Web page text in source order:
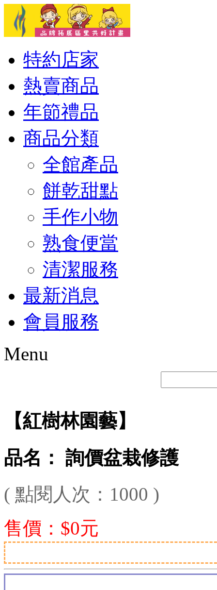
特約店家
熱賣商品
年節禮品
商品分類
全館產品
餅乾甜點
手作小物
熟食便當
清潔服務
最新消息
會員服務
Menu
【紅樹林園藝】
品名： 詢價盆栽修護
( 點閱人次：1000 )
售價：$0元